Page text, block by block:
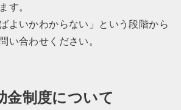
す。
よいかわからない」という段階から
い合わせください。
金制度について